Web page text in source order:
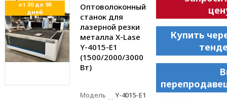
от 30 до 90
дней
Оптоволоконный
станок для
лазерной резки
металла X-Lase
Y-4015-E1
(1500/2000/3000
Вт)
Модель Y-4015-E1
Купить